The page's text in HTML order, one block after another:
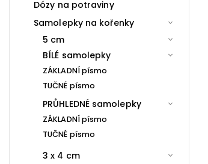
Dózy na potraviny
Samolepky na kořenky
5 cm
BÍLÉ samolepky
ZÁKLADNÍ písmo
TUČNÉ písmo
PRŮHLEDNÉ samolepky
ZÁKLADNÍ písmo
TUČNÉ písmo
3 x 4 cm